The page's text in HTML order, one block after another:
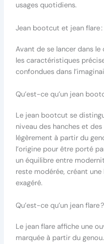
usages quotidiens.
Jean bootcut et jean flare
Avant de se lancer dans
les caractéristiques
confondues dans
Qu’est-ce qu’un jean
Le jean bootcut se
niveau des hanches et des
légèrement à partir du
l’origine pour être porté
un équilibre entre
reste modérée, créant
exagéré.
Qu’est-ce qu’un jean flare ?
Le jean flare affiche une
marquée à partir du